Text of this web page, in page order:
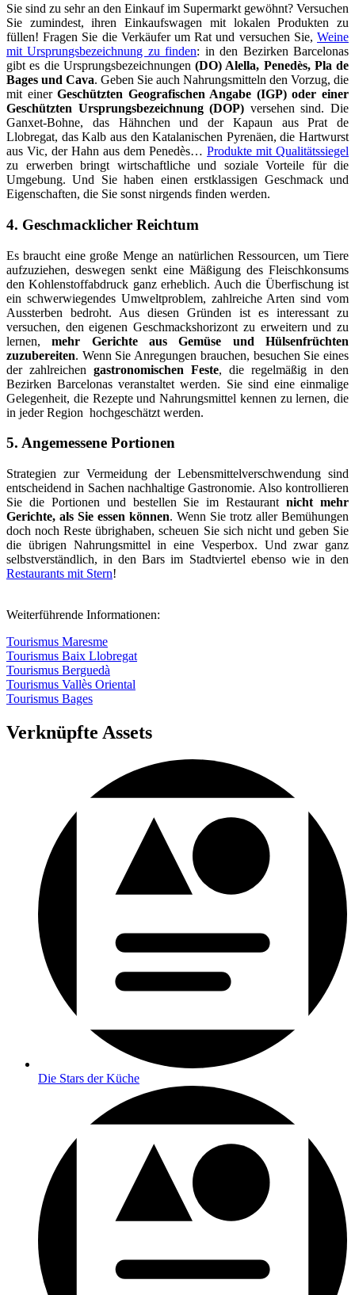
Sie sind zu sehr an den Einkauf im Supermarkt gewöhnt? Versuchen
Sie zumindest, ihren Einkaufswagen mit lokalen Produkten zu
füllen! Fragen Sie die Verkäufer um Rat und versuchen Sie, Weine
mit Ursprungsbezeichnung zu finden: in den Bezirken Barcelonas
gibt es die Ursprungsbezeichnungen (DO) Alella, Penedès, Pla de
Bages und Cava. Geben Sie auch Nahrungsmitteln den Vorzug, die
mit einerGeschützten Geografischen Angabe (IGP) oder einer
Geschützten Ursprungsbezeichnung (DOP) versehen sind. Die
Ganxet-Bohne, das Hähnchen und der Kapaun aus Prat de
Llobregat, das Kalb aus den Katalanischen Pyrenäen, die Hartwurst
aus Vic, der Hahn aus dem Penedès… Produkte mit Qualitätssiegel
zu erwerben bringt wirtschaftliche und soziale Vorteile für die
Umgebung. Und Sie haben einen erstklassigen Geschmack und
Eigenschaften, die Sie sonst nirgends finden werden.
4. Geschmacklicher Reichtum
Es braucht eine große Menge an natürlichen Ressourcen, um Tiere
aufzuziehen, deswegen senkt eine Mäßigung des Fleischkonsums
den Kohlenstoffabdruck ganz erheblich. Auch die Überfischung ist
ein schwerwiegendes Umweltproblem, zahlreiche Arten sind vom
Aussterben bedroht. Aus diesen Gründen ist es interessant zu
versuchen, den eigenen Geschmackshorizont zu erweitern und zu
lernen,mehr Gerichte aus Gemüse und Hülsenfrüchten
zuzubereiten. Wenn Sie Anregungen brauchen, besuchen Sie eines
der zahlreichen gastronomischen Feste, die regelmäßig in den
Bezirken Barcelonas veranstaltet werden. Sie sind eine einmalige
Gelegenheit, die Rezepte und Nahrungsmittel kennen zu lernen, die
in jeder Region hochgeschätzt werden.
5. Angemessene Portionen
Strategien zur Vermeidung der Lebensmittelverschwendung sind
entscheidend in Sachen nachhaltige Gastronomie. Also kontrollieren
Sie die Portionen und bestellen Sie im Restaurantnicht mehr
Gerichte, als Sie essen können. Wenn Sie trotz aller Bemühungen
doch noch Reste übrighaben, scheuen Sie sich nicht und geben Sie
die übrigen Nahrungsmittel in eine Vesperbox. Und zwar ganz
selbstverständlich, in den Bars im Stadtviertel ebenso wie in den
Restaurants mit Stern!
Weiterführende Informationen:
Tourismus Maresme
Tourismus Baix Llobregat
Tourismus Berguedà
Tourismus Vallès Oriental
Tourismus Bages
Verknüpfte Assets
Die Stars der Küche